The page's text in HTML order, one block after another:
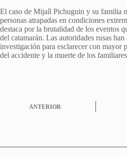
El caso de Mijaíl Pichuguin y su familia
personas atrapadas en condiciones
destaca por la brutalidad de los eventos
del catamarán. Las autoridades rusas han
investigación para esclarecer con mayor
del accidente y la muerte de los
ANTERIOR